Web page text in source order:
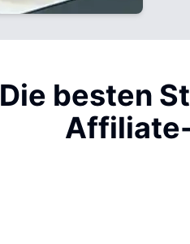
Die besten